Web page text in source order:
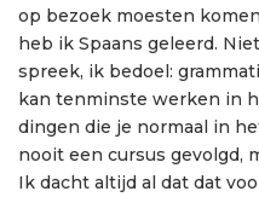
op bezoek moesten
heb ik Spaans geleerd.
spreek, ik bedoel:
kan tenminste werken in
dingen die je normaal in
nooit een cursus gevolgd,
Ik dacht altijd al dat dat